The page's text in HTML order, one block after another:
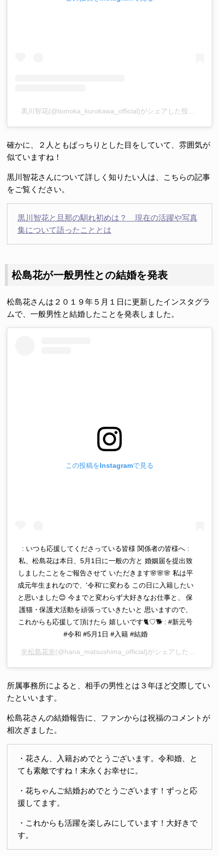
確かに、２人ともぱっちりとした目をしていて、雰囲気が
似ていますね！
黒川智花さんについて詳しく知りたい人は、こちらの記事
をご覧ください。
黒川智花と旦那の馴れ初めは？ 現在の活躍や写真
集について語ったこととは
松島花が一般男性との結婚を発表
松島花さんは２０１９年５月１日に更新したインスタグラ
ムで、一般男性と結婚したことを発表しました。
この投稿をInstagramで見る
: いつも応援してくださっている皆様 関係者の皆様へ :
私、松島花は本日、5月1日に一般の方と 婚姻届を提出致
しましたことをご報告させて いただきます🌸🌸🌸 私は平
成元年生まれなので、'令和'に変わる この日に入籍したい
と思いました😊 今までと変わらず大好きなお仕事と、 保
護猫・保護犬活動を頑張っていきたいと 思いますので、
これからも応援して頂けたら 嬉しいです🐈♡🐕 : #新元号
#令和 #5月1日 #入籍 #結婚
🌸松島花🌸(@hana_matsushima_official)がシェアした投稿 –
所属事務所によると、相手の男性とは３年ほど交際してい
たといいます。
松島花さんの結婚報告に、ファンからは祝福のコメントが
相次ぎました。
・花さん、入籍おめでとうございます。令和婚、と
ても素敵ですね！末永くお幸せに。
・花ちゃんご結婚おめでとうございます！ずっと応
援してます。
・これからも活躍を楽しみにしています！大好きで
す。